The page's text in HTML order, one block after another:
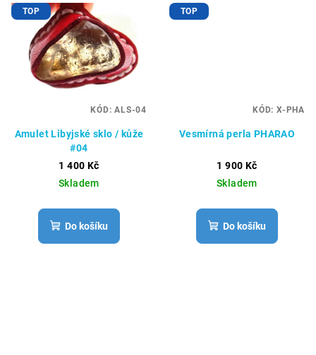
TOP
Amulet Libyjské sklo / kůže
#04
1 400 Kč
Skladem
Do košíku
KÓD:ALS-04
TOP
Vesmírná perla PHARAO
1 900 Kč
Skladem
Do košíku
KÓD: X-PHA